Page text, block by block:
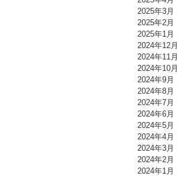
2025年3月
2025年2月
2025年1月
2024年12月
2024年11月
2024年10月
2024年9月
2024年8月
2024年7月
2024年6月
2024年5月
2024年4月
2024年3月
2024年2月
2024年1月